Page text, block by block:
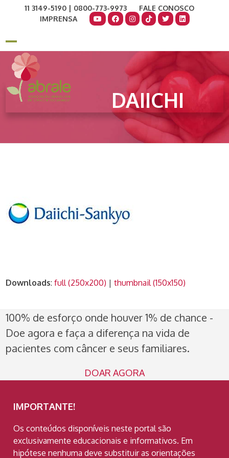
11 3149-5190 | 0800-773-9973
FALE CONOSCO
IMPRENSA
Open
mobile
menu
Close
mobile
menu
DAIICHI
Downloads:full (250x200) |thumbnail (150x150)
100% de esforço onde houver 1% de chance -
Doe agora e faça a diferença na vida de
pacientes com câncer e seus familiares.
DOAR AGORA
IMPORTANTE!
Os conteúdos disponíveis neste portal são
exclusivamente educacionais e informativos. Em
hipótese nenhuma deve substituir as orientações